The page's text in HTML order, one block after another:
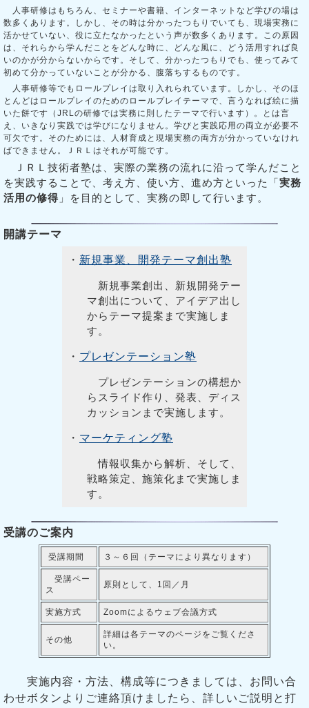
人事研修はもちろん、セミナーや書籍、インターネットなど学びの場は
数多くあります。しかし、その時は分かったつもりでいても、現場実務に
活かせていない、役に立たなかったという声が数多くあります。この原因
は、それらから学んだことをどんな時に、どんな風に、どう活用すれば良
いのかが分からないからです。そして、分かったつもりでも、使ってみて
初めて分かっていないことが分かる、腹落ちするものです。
人事研修等でもロールプレイは取り入れられています。しかし、そのほ
とんどはロールプレイのためのロールプレイテーマで、言うなれば絵に描
いた餅です（JRLの研修では実務に則したテーマで行います）。とは言
え、いきなり実践では学びになりません。学びと実践応用の両立が必要不
可欠です。そのためには、人材育成と現場実務の両方が分かっていなけれ
ばできません。ＪＲＬはそれが可能です。
ＪＲＬ技術者塾は、実際の業務の流れに沿って学んだこと
を実践することで、考え方、使い方、進め方といった「 実務
活用の修得 」を目的として、実務の即して行います。
開講テーマ
・ 新規事業、開発テーマ創出塾
新規事業創出、新規開発テー
マ創出について、アイデア出し
からテーマ提案まで実施しま
す。
・ プレゼンテーション塾
プレゼンテーションの構想か
らスライド作り、発表、ディス
カッションまで実施します。
・ マーケティング塾
情報収集から解析、そして、
戦略策定、施策化まで実施しま
す。
受講のご案内
受講期間 ３～６回（テーマにより異なります）
受講ペー
ス
原則として、1回／月
実施方式 Zoomによるウェブ会議方式
その他
詳細は各テーマのページをご覧くださ
い。
実施内容・方法、構成等につきましては、お問い合
わせボタンよりご連絡頂けましたら、詳しいご説明と打